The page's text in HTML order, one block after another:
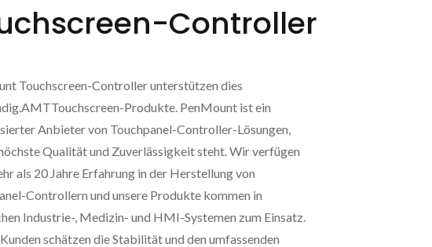
Controller
Touchscreen-Controller unterstützen dies
Produkte. PenMount ist ein
Anbieter von Touchpanel-Controller-Lösungen,
Qualität und Zuverlässigkeit steht. Wir verfügen
als 20 Jahre Erfahrung in der Herstellung von
Controllern und unsere Produkte kommen in
Industrie-, Medizin- und HMI-Systemen zum Einsatz.
schätzen die Stabilität und den umfassenden